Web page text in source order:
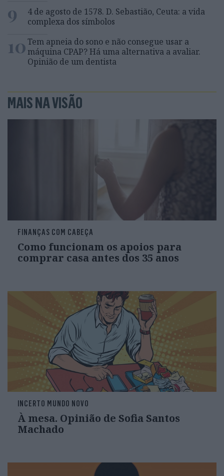
9
4 de agosto de 1578. D. Sebastião, Ceuta: a vida
complexa dos símbolos
10Tem apneia do sono e não consegue usar a
máquina CPAP? Há uma alternativa a avaliar.
Opinião de um dentista
MAIS NA VISÃO
FINANÇAS COM CABEÇA
Como funcionam os apoios para
comprar casa antes dos 35 anos
INCERTO MUNDO NOVO
À mesa. Opinião de Sofia Santos
Machado